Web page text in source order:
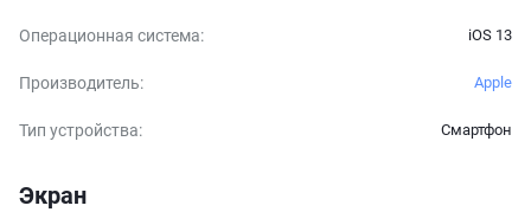
Операционная система: iOS 13
Производитель: Apple
Тип устройства: Смартфон
Экран